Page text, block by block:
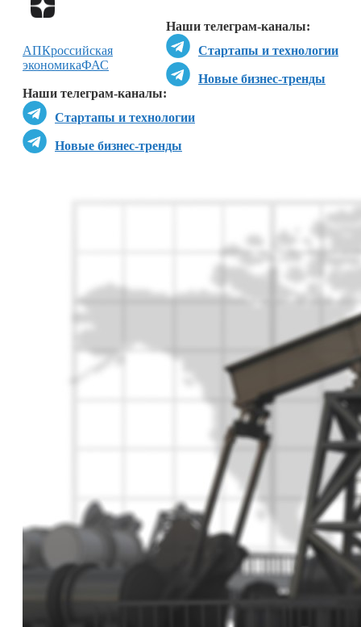
Наши телеграм-каналы:
Стартапы и технологии
Новые бизнес-тренды
Наши телеграм-каналы:
Стартапы и технологии
Новые бизнес-тренды
АПКроссийская
экономикаФАС